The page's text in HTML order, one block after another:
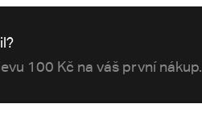
100 Kč na váš první nákup.